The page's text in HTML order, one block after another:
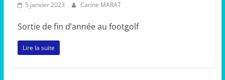
5 janvier 2023 Carine MARAT
Sortie de fin d’année au footgolf
Lire la suite